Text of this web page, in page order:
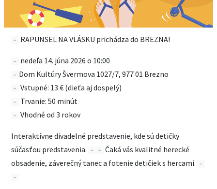
RAPUNSEL NA VLÁSKU prichádza do BREZNA!
nedeľa 14. júna 2026 o 10:00
Dom Kultúry Švermova 1027/7, 977 01 Brezno
Vstupné: 13 € (dieťa aj dospelý)
Trvanie: 50 minút
Vhodné od 3 rokov
Interaktívne divadelné predstavenie, kde sú detičky
súčasťou predstavenia.
Čaká vás kvalitné herecké
obsadenie, záverečný tanec a fotenie detičiek s hercami.